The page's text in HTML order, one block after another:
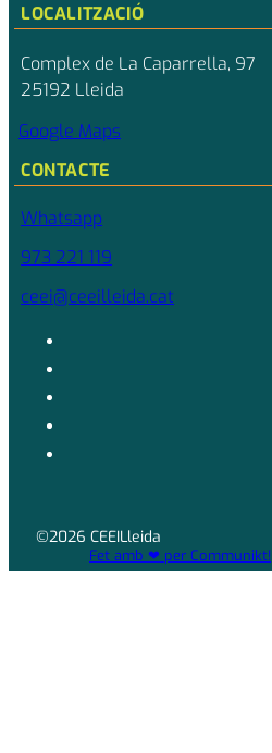
LOCALITZACIÓ
Complex de La Caparrella, 97
25192 Lleida
Google Maps
CONTACTE
Whatsapp
973 221 119
ceei@ceeilleida.cat
©2026 CEEILleida
Fet amb ❤ per Communikt!